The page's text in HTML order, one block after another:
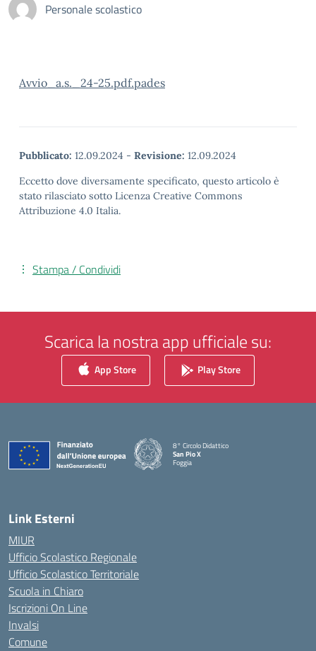
Personale scolastico
Avvio_a.s._24-25.pdf.pades
Pubblicato: 12.09.2024 - Revisione: 12.09.2024
Eccetto dove diversamente specificato, questo articolo è
stato rilasciato sotto Licenza Creative Commons
Attribuzione 4.0 Italia.
Stampa / Condividi
Scarica la nostra app ufficiale su:
App Store Play Store
8° Circolo Didattico
San Pio X
Foggia
— Visita la pagina iniziale della scuola
Link Esterni
MIUR
Ufficio Scolastico Regionale
Ufficio Scolastico Territoriale
Scuola in Chiaro
Iscrizioni On Line
Invalsi
Comune